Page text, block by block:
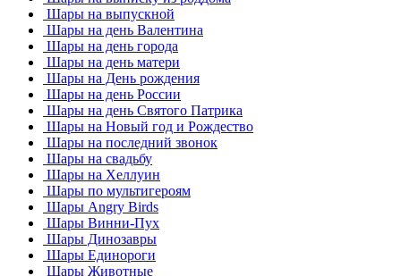
Шары на выпускной
Шары на день Валентина
Шары на день города
Шары на день матери
Шары на День рождения
Шары на день России
Шары на день Святого Патрика
Шары на Новый год и Рождество
Шары на последний звонок
Шары на свадьбу
Шары на Хеллуин
Шары по мультигероям
Шары Angry Birds
Шары Винни-Пух
Шары Динозавры
Шары Единороги
Шары Животные